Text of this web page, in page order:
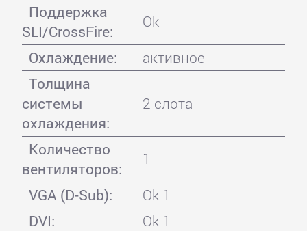
Поддержка
SLI/CrossFire:
Ok
Охлаждение:
активное
Толщина
системы
охлаждения:
2 слота
Количество
вентиляторов:
1
VGA (D-Sub):
Ok 1
DVI:
Ok 1